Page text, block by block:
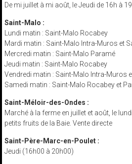
De mi juillet à mi août, le Jeudi de 16h à
Saint-Malo :
Lundi matin : Saint-Malo Rocabey
Mardi matin : Saint-Malo Intra-Muros et
Mercredi matin : Saint-Malo Paramé
Jeudi matin : Saint-Malo Rocabey
Vendredi matin : Saint-Malo Intra-Muros
Samedi matin : Saint-Malo Rocabey et
Saint-Méloir-des-Ondes :
Marché à la ferme en juillet et août, le
petits fruits de la Baie. Vente directe
Saint-Père-Marc-en-Poulet :
Jeudi (16h00 à 20h00)